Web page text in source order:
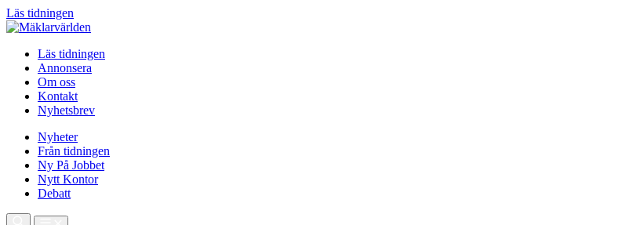
Läs tidningen
Läs tidningen
Annonsera
Om oss
Kontakt
Nyhetsbrev
Nyheter
Från tidningen
Ny På Jobbet
Nytt Kontor
Debatt